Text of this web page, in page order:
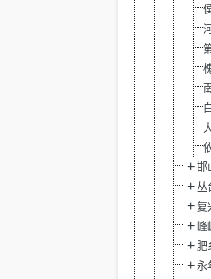
邯
丛
复
峰
肥
永